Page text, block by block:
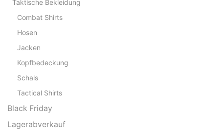
Taktische Bekleidung
Combat Shirts
Hosen
Jacken
Kopfbedeckung
Schals
Tactical Shirts
Black Friday
Lagerabverkauf